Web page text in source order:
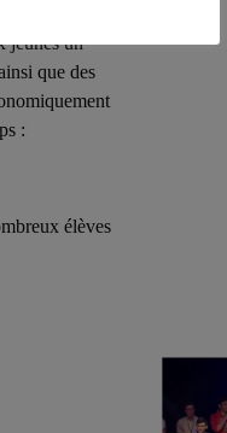
jeunes un
que des
:
élèves